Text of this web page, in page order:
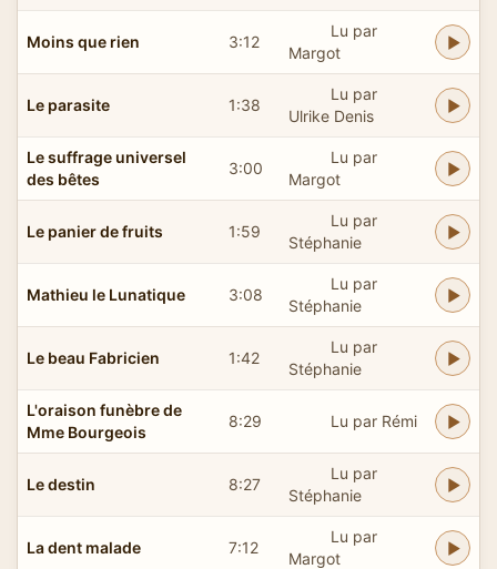
Moins que rien 3:12
Lu par
Margot
Le parasite 1:38
Lu par
Ulrike Denis
Le suffrage universel
des bêtes
3:00
Lu par
Margot
Le panier de fruits 1:59
Lu par
Stéphanie
Mathieu le Lunatique 3:08
Lu par
Stéphanie
Le beau Fabricien 1:42
Lu par
Stéphanie
L'oraison funèbre de
Mme Bourgeois
8:29 Lu par Rémi
Le destin 8:27
Lu par
Stéphanie
La dent malade 7:12
Lu par
Margot